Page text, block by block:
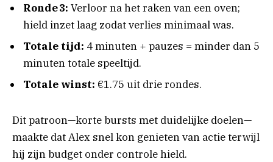
Ronde 3: Verloor na het raken van een oven;
hield inzet laag zodat verlies minimaal was.
Totale tijd: 4 minuten + pauzes = minder dan 5
minuten totale speeltijd.
Totale winst: €1.75 uit drie rondes.
Dit patroon—korte bursts met duidelijke doelen—
maakte dat Alex snel kon genieten van actie terwijl
hij zijn budget onder controle hield.